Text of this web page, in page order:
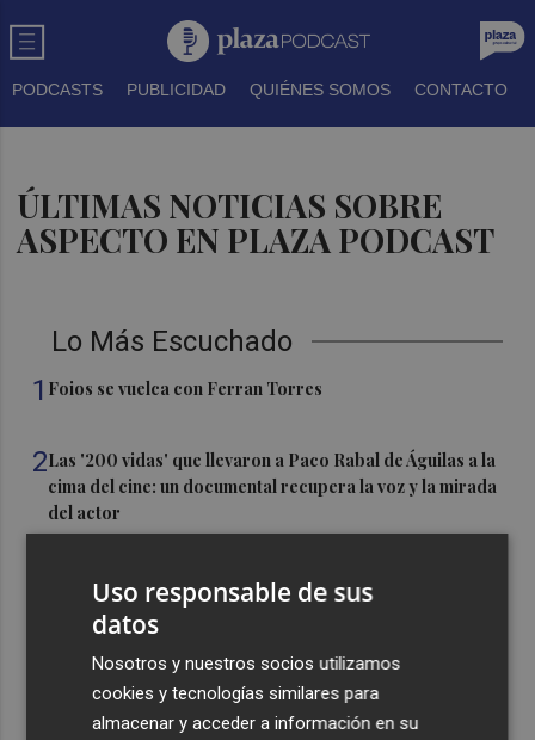
PODCASTS PUBLICIDAD QUIÉNES SOMOS CONTACTO
ÚLTIMAS NOTICIAS SOBRE
ASPECTO EN PLAZA PODCAST
Lo Más Escuchado
1 Foios se vuelca con Ferran Torres
2Las '200 vidas' que llevaron a Paco Rabal de Águilas a la
cima del cine: un documental recupera la voz y la mirada
del actor
la Eredivisie
Entidades del Camp d'Elx reclaman más protagonismo
en las fiestas para la Ufece y conciertos en valenciano
El Ibex 35 sube un 2% la primera semana de agosto tras
conquistar los históricos 20.000 puntos
Uso responsable de sus
datos
Nosotros y nuestros socios utilizamos
cookies y tecnologías similares para
almacenar y acceder a información en su